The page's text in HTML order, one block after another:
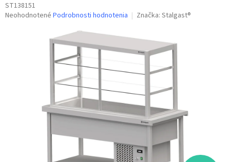
ST138151
Priemerné
Neohodnotené Podrobnosti hodnotenia Značka: Stalgast®